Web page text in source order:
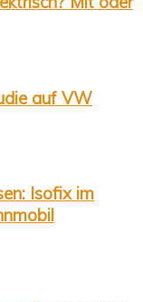
auf VW
Isofix im